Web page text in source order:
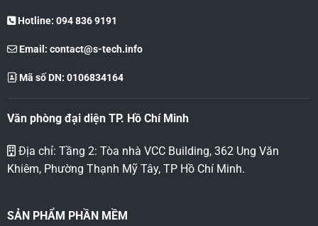
Hotline: 094 836 9191
Email: contact@s-tech.info
Mã số DN: 0106834164
Văn phòng đại diện TP. Hồ Chí Minh
Địa chỉ: Tầng 2: Tòa nhà VCC Building, 362 Ung Văn
Khiêm, Phường Thạnh Mỹ Tây, TP Hồ Chí Minh.
SẢN PHẨM PHẦN MỀM